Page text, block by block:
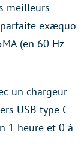
meilleurs
exæquo
(en 60 Hz
un chargeur
USB type C
1 heure et 0 à